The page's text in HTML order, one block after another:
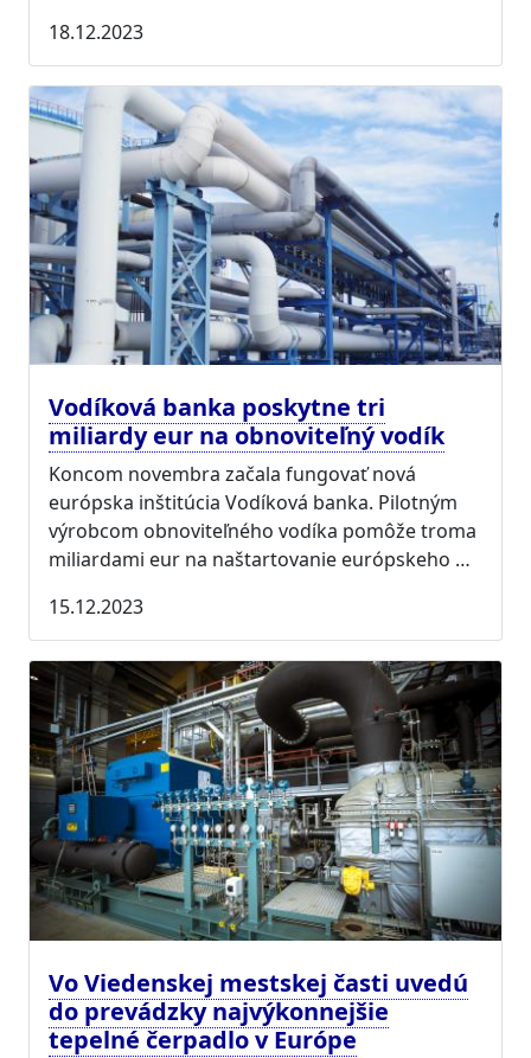
18.12.2023
Vodíková banka poskytne tri
miliardy eur na obnoviteľný vodík
Koncom novembra začala fungovať nová
európska inštitúcia Vodíková banka. Pilotným
výrobcom obnoviteľného vodíka pomôže troma
miliardami eur na naštartovanie európskeho …
15.12.2023
Vo Viedenskej mestskej časti uvedú
do prevádzky najvýkonnejšie
tepelné čerpadlo v Európe